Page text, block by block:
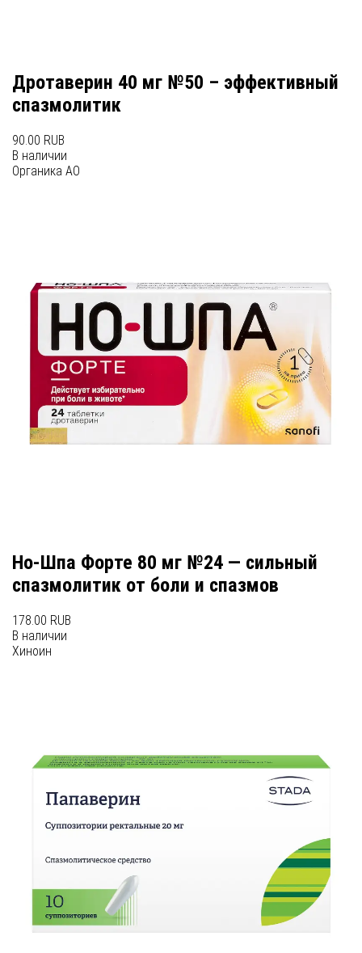
Дротаверин 40 мг №50 – эффективный
спазмолитик
90.00 RUB
В наличии
Органика АО
Но-Шпа Форте 80 мг №24 — сильный
спазмолитик от боли и спазмов
178.00 RUB
В наличии
Хиноин